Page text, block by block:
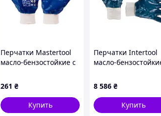
Перчатки Mastertool
масло-бензостойкие с
10.5" (83-0406) (3 шт.)
261 ₴
Купить
Перчатки Intertool
масло-
10.5" 6шт (SP-0137W)
(120 шт.)
8 586 ₴
Купить